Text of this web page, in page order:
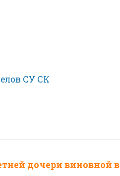
СУ СК
дочери виновной в